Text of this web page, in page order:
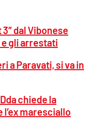
dal Vibonese
e gli arrestati
a Paravati, si va in
chiede la
l’ex maresciallo